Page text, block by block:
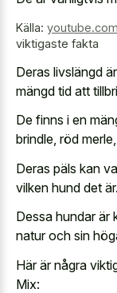
Källa: youtube.com
viktigaste fakta
Deras livslängd
mängd tid att
De finns i en
brindle, röd
Deras päls kan
vilken hund det är.
Dessa hundar är
natur och sin
Här är några
Mix: